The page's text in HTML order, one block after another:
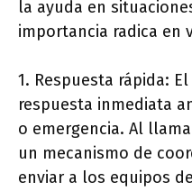
la ayuda en
importancia radica en
1. Respuesta rápida:
respuesta inmediata
o emergencia. Al
un mecanismo de
enviar a los equipos